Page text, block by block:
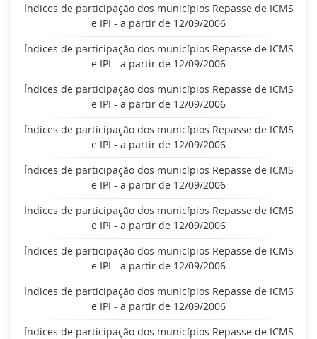
Índices de participação dos municípios Repasse de ICMS
e IPI - a partir de 12/09/2006
Índices de participação dos municípios Repasse de ICMS
e IPI - a partir de 12/09/2006
Índices de participação dos municípios Repasse de ICMS
e IPI - a partir de 12/09/2006
Índices de participação dos municípios Repasse de ICMS
e IPI - a partir de 12/09/2006
Índices de participação dos municípios Repasse de ICMS
e IPI - a partir de 12/09/2006
Índices de participação dos municípios Repasse de ICMS
e IPI - a partir de 12/09/2006
Índices de participação dos municípios Repasse de ICMS
e IPI - a partir de 12/09/2006
Índices de participação dos municípios Repasse de ICMS
e IPI - a partir de 12/09/2006
Índices de participação dos municípios Repasse de ICMS